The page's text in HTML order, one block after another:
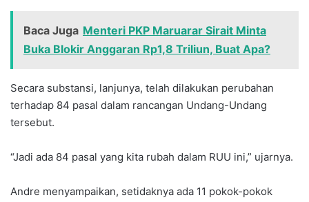
Baca Juga Menteri PKP Maruarar Sirait Minta
Buka Blokir Anggaran Rp1,8 Triliun, Buat Apa?
Secara substansi, lanjunya, telah dilakukan perubahan
terhadap 84 pasal dalam rancangan Undang-Undang
tersebut.
“Jadi ada 84 pasal yang kita rubah dalam RUU ini,” ujarnya.
Andre menyampaikan, setidaknya ada 11 pokok-pokok